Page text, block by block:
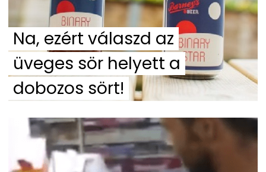
Na, ezért válaszd az
üveges sör helyett a
dobozos sört!